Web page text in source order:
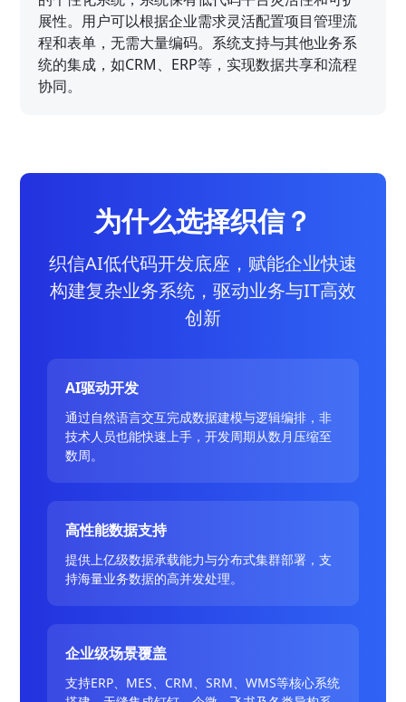
展性。用户可以根据企业需求灵活配置项目管理流
程和表单，无需大量编码。系统支持与其他业务系
统的集成，如CRM、ERP等，实现数据共享和流程
协同。
为什么选择织信？
织信AI低代码开发底座，赋能企业快速
构建复杂业务系统，驱动业务与IT高效
创新
AI驱动开发
通过自然语言交互完成数据建模与逻辑编排，非
技术人员也能快速上手，开发周期从数月压缩至
数周。
高性能数据支持
提供上亿级数据承载能力与分布式集群部署，支
持海量业务数据的高并发处理。
企业级场景覆盖
支持ERP、MES、CRM、SRM、WMS等核心系统